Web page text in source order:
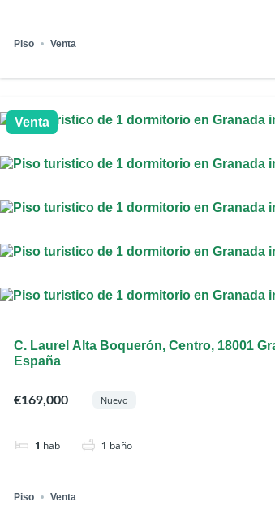
Piso Venta
Venta
C. Laurel Alta Boquerón, Centro, 18001
España
€169,000 Nuevo
1 hab 1 baño
Piso Venta